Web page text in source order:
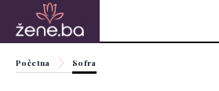
Početna Sofra